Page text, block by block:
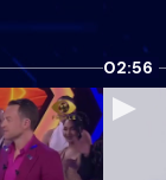
02:56